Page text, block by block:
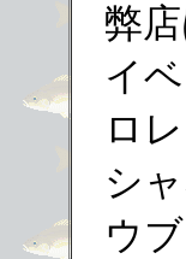
弊
イ
ロ
シ
ウ